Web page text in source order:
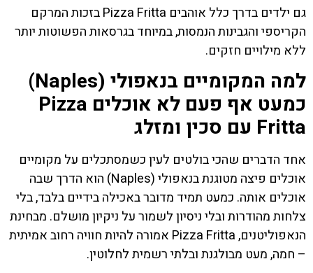
גם ילדים בדרך כלל אוהבים Pizza Fritta בזכות המרקם
הקריספי והגבינות הנמסות, במיוחד בגרסאות הפשוטות יותר
ללא מילויים חזקים.
למה המקומיים בנאפולי (Naples)
כמעט אף פעם לא אוכלים Pizza
Fritta עם סכין ומזלג
אחד הדברים שהכי בולטים לעין כשמסתכלים על מקומיים
אוכלים פיצה מטוגנת בנאפולי (Naples) הוא הדרך שבה
אוכלים אותה. כמעט תמיד מדובר באכילה בידיים בלבד, בלי
צלחות מהודרות ובלי ניסיון לשמור על ניקיון מושלם. מבחינת
הנאפוליטנים, Pizza Fritta אמורה להיות חוויה רחוב אמיתית
– חמה, מעט מבולגנת ובלתי רשמית לחלוטין.